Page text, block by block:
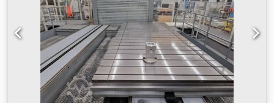
posmaka y - smjer 1-10000 mm/min raspon posmaka z-
smjer 1-10000 mm/min brzi hod 20000 mm/min Nadzemna
visina 8600 mm Kontrola SIEMENS 840C Težina stroja cca
360 t >>>retrofit 2011